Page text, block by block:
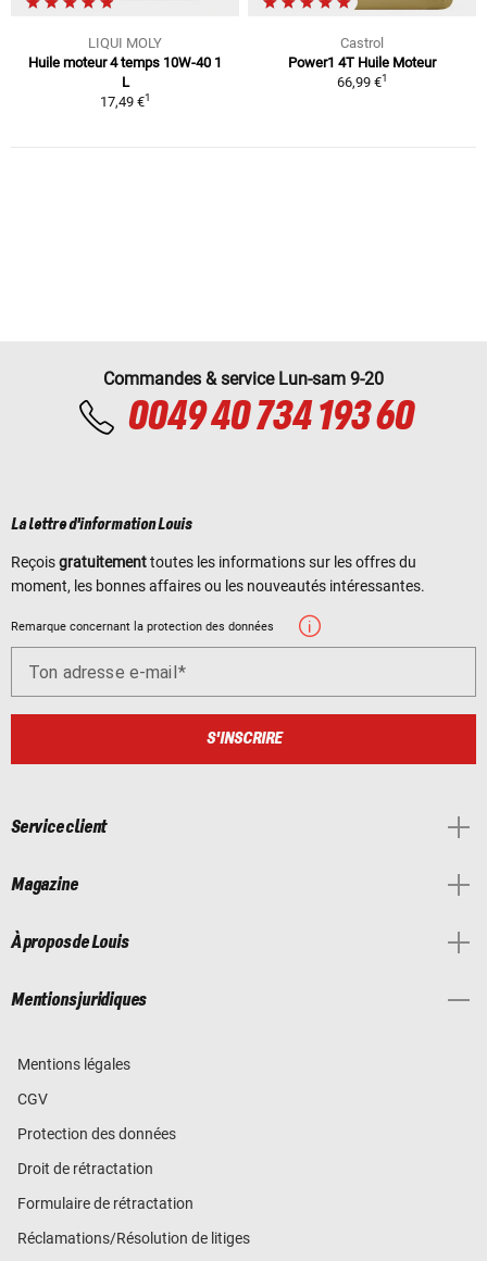
LIQUI MOLY
Huile moteur 4 temps 10W-40 1
L
17,49 €1
Castrol
Power1 4T Huile Moteur
66,99 €1
Commandes & service Lun-sam 9-20
0049 40 734 193 60
La lettre d'information Louis
Reçoisgratuitementtoutes les informations sur les offres du
moment, les bonnes affaires ou les nouveautés intéressantes.
Remarque concernant la protection des données
Ton adresse e-mail
S'INSCRIRE
Service client
Magazine
À propos de Louis
Mentions juridiques
Mentions légales
CGV
Protection des données
Droit de rétractation
Formulaire de rétractation
Réclamations/Résolution de litiges